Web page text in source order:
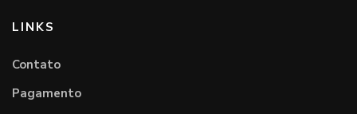
LINKS
Contato
Pagamento